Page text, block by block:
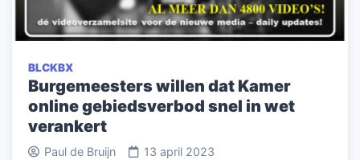
BLCKBX
Burgemeesters willen dat Kamer
online gebiedsverbod snel in wet
verankert
Paul de Bruijn 13 april 2023